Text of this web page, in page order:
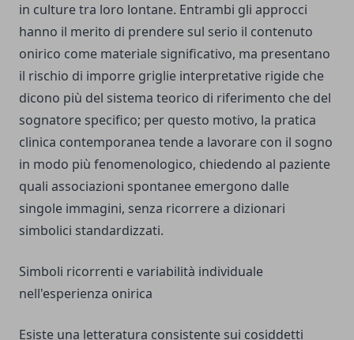
in culture tra loro lontane. Entrambi gli approcci
hanno il merito di prendere sul serio il contenuto
onirico come materiale significativo, ma presentano
il rischio di imporre griglie interpretative rigide che
dicono più del sistema teorico di riferimento che del
sognatore specifico; per questo motivo, la pratica
clinica contemporanea tende a lavorare con il sogno
in modo più fenomenologico, chiedendo al paziente
quali associazioni spontanee emergono dalle
singole immagini, senza ricorrere a dizionari
simbolici standardizzati.
Simboli ricorrenti e variabilità individuale
nell'esperienza onirica
Esiste una letteratura consistente sui cosiddetti